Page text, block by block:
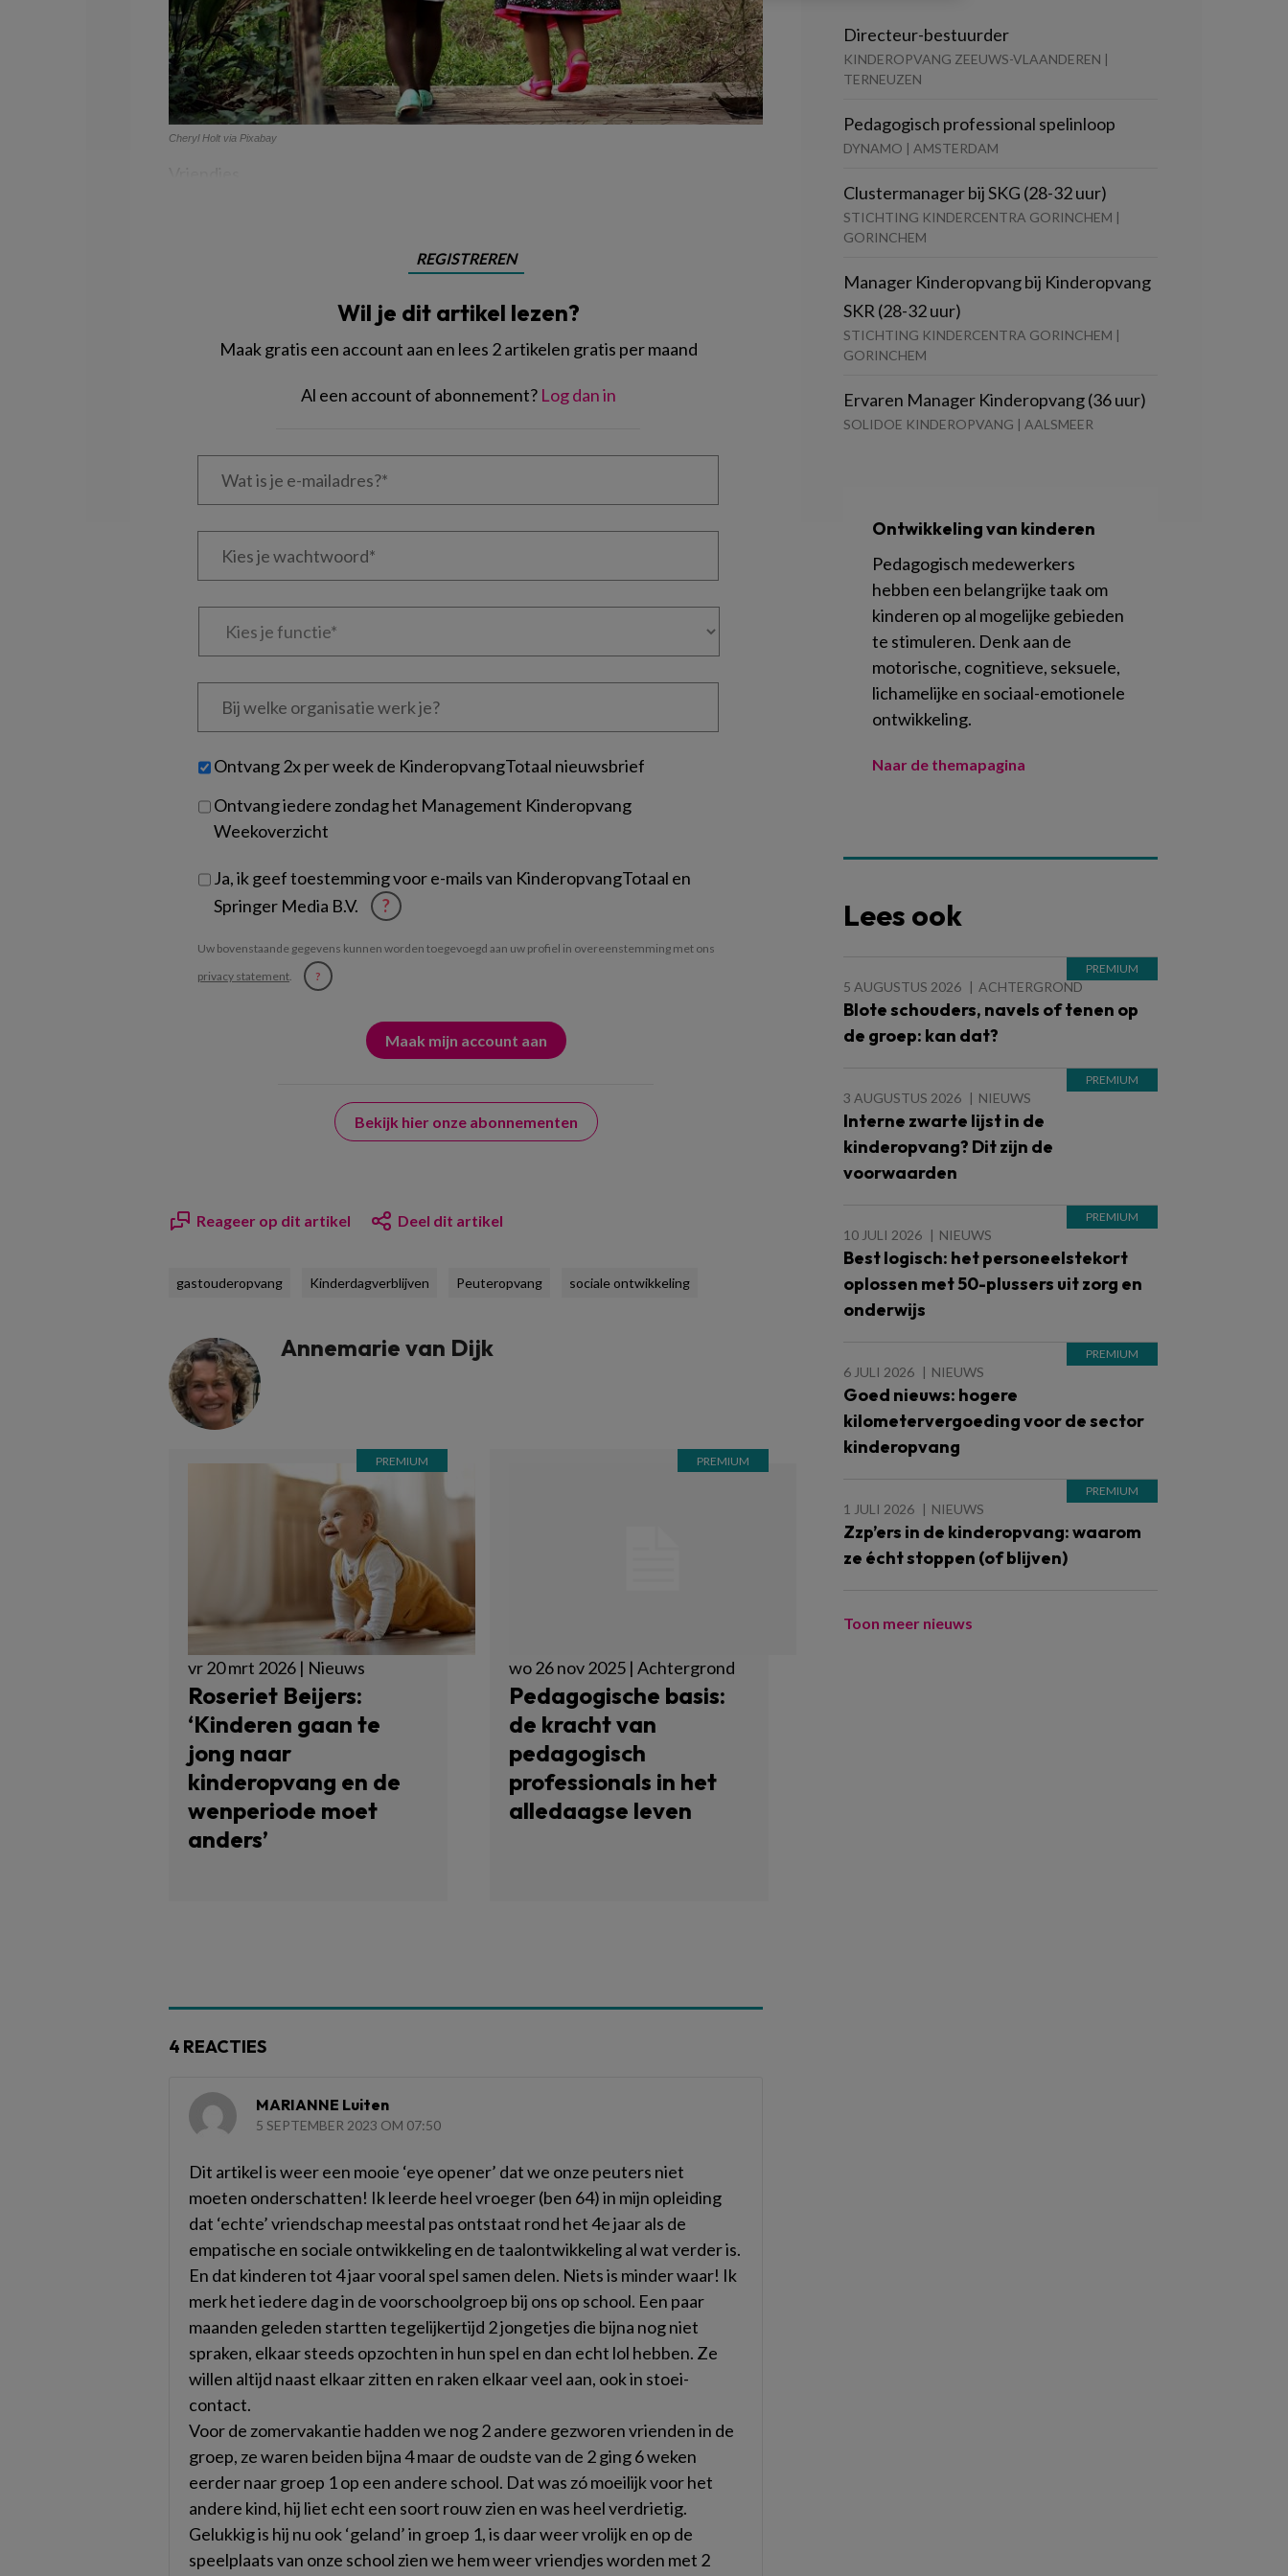
Cheryl Holt via Pixabay
REGISTREREN
Wil je dit artikel lezen?
Maak gratis een account aan en lees 2 artikelen gratis per maand
Al een account of abonnement? Log dan in
Wat
Kies
Kies
Bij
welke
je?
Untitled
Ontvang 2x per week de KinderopvangTotaal nieuwsbrief
Ontvang iedere zondag het Management Kinderopvang
Weekoverzicht
Ja, ik geef toestemming voor e-mails van KinderopvangTotaal en
Springer Media B.V.
?
Uw bovenstaande gegevens kunnen worden toegevoegd aan uw profiel in overeenstemming met ons
privacy statement. ?
Bekijk hier onze abonnementen
Reageer op dit artikel Deel dit artikel
gastouderopvang Kinderdagverblijven Peuteropvang sociale ontwikkeling
Annemarie van Dijk
vr 20 mrt 2026 | Nieuws
Roseriet Beijers:
‘Kinderen gaan te
jong naar
kinderopvang en de
wenperiode moet
anders’
wo 26 nov 2025 | Achtergrond
Pedagogische basis:
de kracht van
pedagogisch
professionals in het
alledaagse leven
4 REACTIES
MARIANNE Luiten
5 SEPTEMBER 2023 OM 07:50
Dit artikel is weer een mooie ‘eye opener’ dat we onze peuters niet
moeten onderschatten! Ik leerde heel vroeger (ben 64) in mijn opleiding
dat ‘echte’ vriendschap meestal pas ontstaat rond het 4e jaar als de
empatische en sociale ontwikkeling en de taalontwikkeling al wat verder is.
En dat kinderen tot 4 jaar vooral spel samen delen. Niets is minder waar! Ik
merk het iedere dag in de voorschoolgroep bij ons op school. Een paar
maanden geleden startten tegelijkertijd 2 jongetjes die bijna nog niet
spraken, elkaar steeds opzochten in hun spel en dan echt lol hebben. Ze
willen altijd naast elkaar zitten en raken elkaar veel aan, ook in stoei-
contact.
Voor de zomervakantie hadden we nog 2 andere gezworen vrienden in de
groep, ze waren beiden bijna 4 maar de oudste van de 2 ging 6 weken
eerder naar groep 1 op een andere school. Dat was zó moeilijk voor het
andere kind, hij liet echt een soort rouw zien en was heel verdrietig.
Gelukkig is hij nu ook ‘geland’ in groep 1, is daar weer vrolijk en op de
speelplaats van onze school zien we hem weer vriendjes worden met 2
Directeur-bestuurder
KINDEROPVANG ZEEUWS-VLAANDEREN |
TERNEUZEN
Pedagogisch professional spelinloop
DYNAMO | AMSTERDAM
Clustermanager bij SKG (28-32 uur)
STICHTING KINDERCENTRA GORINCHEM |
GORINCHEM
Manager Kinderopvang bij Kinderopvang
SKR (28-32 uur)
STICHTING KINDERCENTRA GORINCHEM |
GORINCHEM
Ervaren Manager Kinderopvang (36 uur)
SOLIDOE KINDEROPVANG | AALSMEER
Ontwikkeling van kinderen
Pedagogisch medewerkers
hebben een belangrijke taak om
kinderen op al mogelijke gebieden
te stimuleren. Denk aan de
motorische, cognitieve, seksuele,
lichamelijke en sociaal-emotionele
ontwikkeling.
Naar de themapagina
Lees ook
5 AUGUSTUS 2026 ACHTERGROND
Blote schouders, navels of tenen op
de groep: kan dat?
3 AUGUSTUS 2026 NIEUWS
Interne zwarte lijst in de
kinderopvang? Dit zijn de
voorwaarden
10 JULI 2026 NIEUWS
Best logisch: het personeelstekort
oplossen met 50-plussers uit zorg en
onderwijs
6 JULI 2026 NIEUWS
Goed nieuws: hogere
kilometervergoeding voor de sector
kinderopvang
1 JULI 2026 NIEUWS
Zzp’ers in de kinderopvang: waarom
ze écht stoppen (of blijven)
Toon meer nieuws